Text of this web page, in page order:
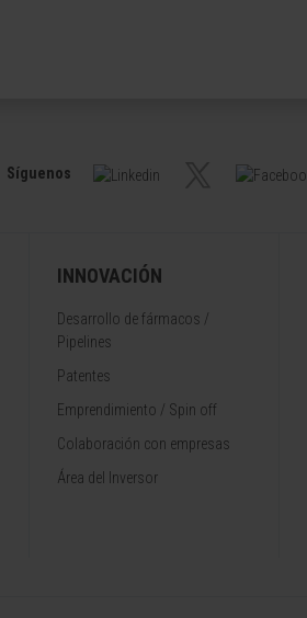
Síguenos
INNOVACIÓN
Desarrollo de fármacos /
Pipelines
Patentes
Emprendimiento / Spin off
Colaboración con empresas
Área del Inversor